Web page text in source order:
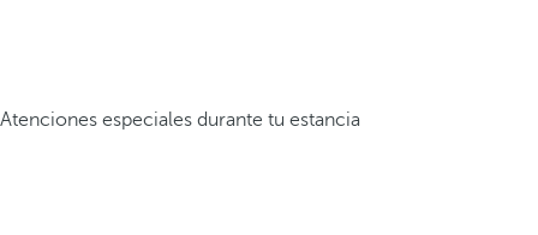
Atenciones especiales durante tu estancia